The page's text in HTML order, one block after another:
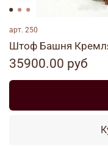
арт. 250
Штоф Башня
35900.00 руб